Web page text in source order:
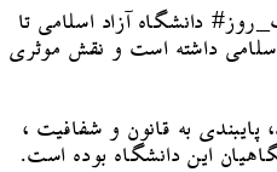
دانشگاه آزاد اسلامی تا
داشته است و نقش موثری
به قانون و شفافیت ،
این دانشگاه بوده است.